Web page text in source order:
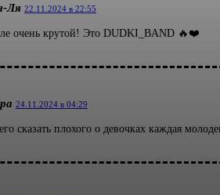
Ля 22.11.2024 в 22:55
очень крутой! Это DUDKI_BAND 🔥❤️
24.11.2024 в 04:29
сказать плохого о девочках каждая